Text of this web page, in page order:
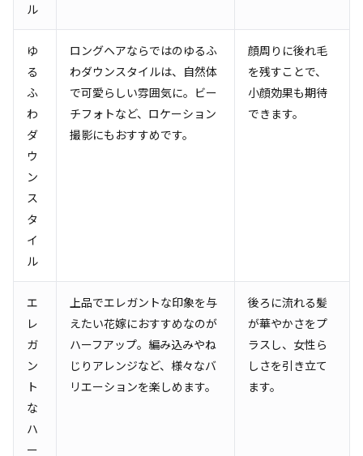
ル
ゆ
る
ふ
わ
ダ
ウ
ン
ス
タ
イ
ル
ロングヘアならではのゆるふ
わダウンスタイルは、自然体
で可愛らしい雰囲気に。ビー
チフォトなど、ロケーション
撮影にもおすすめです。
顔周りに後れ毛
を残すことで、
小顔効果も期待
できます。
エ
レ
ガ
ン
ト
な
ハ
ー
上品でエレガントな印象を与
えたい花嫁におすすめなのが
ハーフアップ。編み込みやね
じりアレンジなど、様々なバ
リエーションを楽しめます。
後ろに流れる髪
が華やかさをプ
ラスし、女性ら
しさを引き立て
ます。